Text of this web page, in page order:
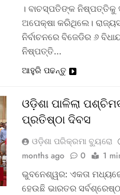
। ବାଚସ୍ପତିଙ୍କ ନିଷ୍ପତ୍ତିକୁ
ଅପେକ୍ଷା କରିଥିଲେ।
ନିର୍ବାଚନରେ ବିଜେଡିର ୬
ନିଷ୍ପତ୍ତି…
ଆହୁରି ପଢନ୍ତୁ
ଓଡ଼ିଶା ପାଳିଲା
ପ୍ରତିଷ୍ଠା ଦିବସ
ଓଡ଼ିଶା ପରିକ୍ରମା ବ୍ୟୁରୋ
months ago
0 1
ଭୁବନେଶ୍ୱର: ଏକତା
ହେଉଛି ଭାରତର